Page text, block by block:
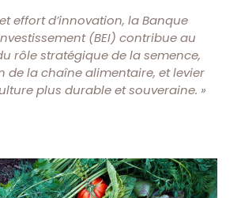
effort d’innovation, la Banque
(BEI) contribue au
rôle stratégique de la semence,
de la chaîne alimentaire, et levier
plus durable et souveraine. »